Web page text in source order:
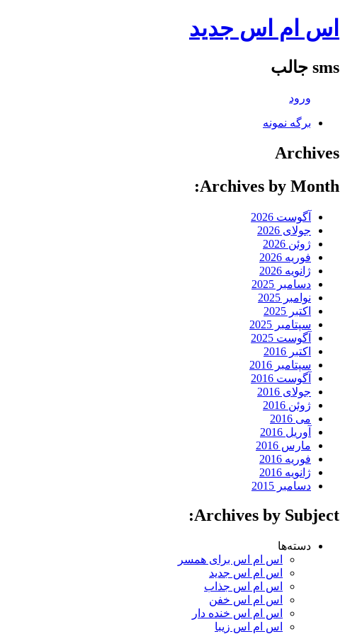
اس ام اس جدید
sms جالب
ورود
برگه نمونه
Archives
Archives by Month:
آگوست 2026
جولای 2026
ژوئن 2026
فوریه 2026
ژانویه 2026
دسامبر 2025
نوامبر 2025
اکتبر 2025
سپتامبر 2025
آگوست 2025
اکتبر 2016
سپتامبر 2016
آگوست 2016
جولای 2016
ژوئن 2016
می 2016
آوریل 2016
مارس 2016
فوریه 2016
ژانویه 2016
دسامبر 2015
Archives by Subject:
دسته‌ها
اس ام اس برای همسر
اس ام اس جدید
اس ام اس جذاب
اس ام اس خفن
اس ام اس خنده دار
اس ام اس زیبا